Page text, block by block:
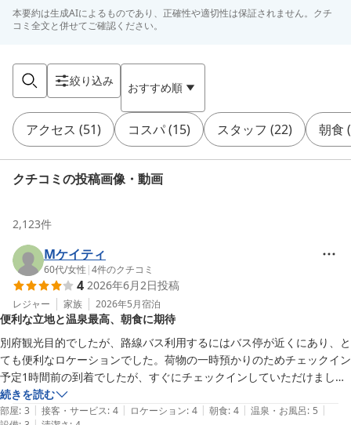
本要約は生成AIによるものであり、正確性や適切性は保証されません。クチ
コミ全文と併せてご確認ください。
絞り込み おすすめ順
アクセス (51) コスパ(15) スタッフ (22) 朝食 (
クチコミの投稿画像・動画
2,123件
Mケイティ
60代/女性 |4件のクチコミ
4 2026年6月2日投稿
レジャー 家族 2026年5月宿泊
便利な立地と温泉最高、朝食に期待
別府観光目的でしたが、路線バス利用するにはバス停が近くにあり、と
ても便利なロケーションでした。荷物の一時預かりのためチェックイン
予定1時間前の到着でしたが、すぐにチェックインしていただけまし
た。 2日目も荷物を預け、身軽に観光できました。地獄温泉巡りについ
ても、とても丁寧に教えていただきスムーズに回れました。また、大浴
続きを読む
部屋: 3 | 接客・サービス: 4 | ロケーション: 4 | 朝食: 4 | 温泉・お風呂: 5 |